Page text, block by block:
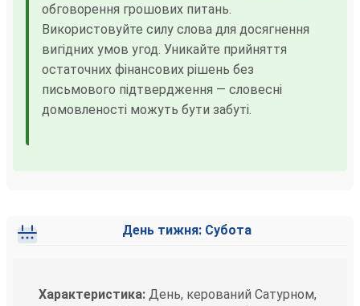
обговорення грошових питань.
Використовуйте силу слова для досягнення
вигідних умов угод. Уникайте прийняття
остаточних фінансових рішень без
письмового підтвердження — словесні
домовленості можуть бути забуті.
День тижня: Субота
Характеристика: День, керований Сатурном,